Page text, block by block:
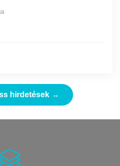
hirdetések →